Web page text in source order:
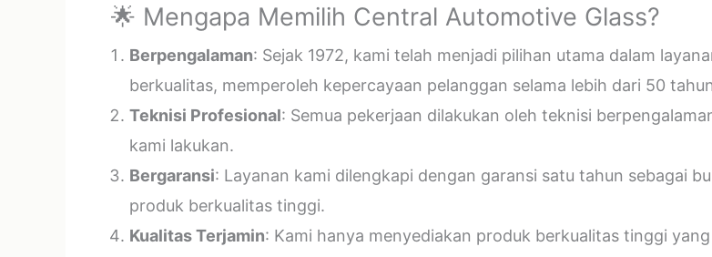
🌟 Mengapa Memilih Central Automotive Glass?
Berpengalaman: Sejak 1972, kami telah menjadi pilihan utama dalam
berkualitas, memperoleh kepercayaan pelanggan selama lebih dari 50
Teknisi Profesional: Semua pekerjaan dilakukan oleh teknisi
kami lakukan.
Bergaransi: Layanan kami dilengkapi dengan garansi satu tahun sebagai
produk berkualitas tinggi.
Kualitas Terjamin: Kami hanya menyediakan produk berkualitas tinggi